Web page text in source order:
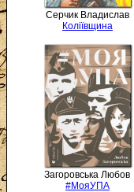
Серчик Владислав
Коліївщина
Загоровська Любов
#МояУПА